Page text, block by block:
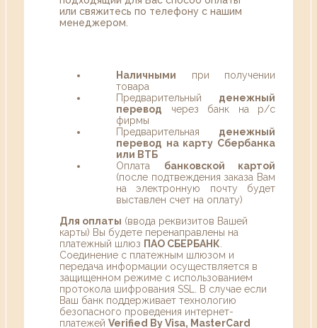
или свяжитесь по телефону с нашим
менеджером.
Наличными при получении
товара
Предварительный денежный
перевод через банк на р/с
фирмы
Предварительная денежный
перевод на карту Сбербанка
или ВТБ
Оплата банковской картой
(после подтвеждения заказа Вам
на электронную почту будет
выставлен счет на оплату)
Для оплаты (ввода реквизитов Вашей
карты) Вы будете перенаправлены на
платежный шлюз ПАО СБЕРБАНК
Соединение с платежным шлюзом и
передача информации осуществляется в
защищенном режиме с использованием
протокола шифрования SSL. В случае если
Ваш банк поддерживает технологию
безопасного проведения интернет-
платежей Verified By Visa, MasterCard